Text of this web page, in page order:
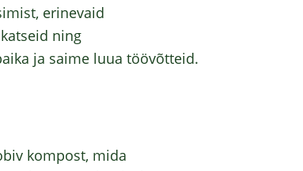
erinevaid
ning
ja saime luua töövõtteid.
kompost, mida